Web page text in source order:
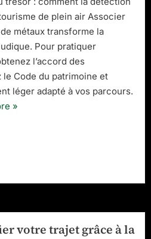
trésor
:
réinvente
de plein air Associer
métaux transforme la
Pour pratiquer
l’accord des
Code du patrimoine et
léger adapté à vos parcours.
“Randonnée
la
détection
»
votre trajet grâce à la